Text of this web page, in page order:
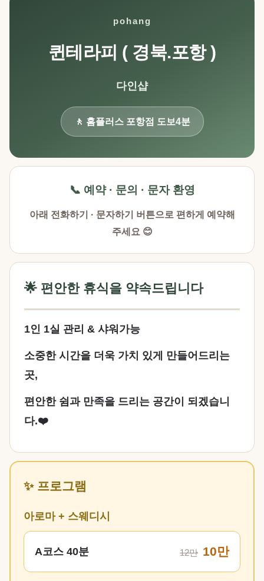
pohang
퀸테라피 ( 경북.포항 )
다인샵
🚶 홈플러스 포항점 도보4분
📞 예약 · 문의 · 문자 환영
아래 전화하기 · 문자하기 버튼으로 편하게 예약해
주세요 😊
🌟 편안한 휴식을 약속드립니다
1인 1실 관리 & 샤워가능
소중한 시간을 더욱 가치 있게 만들어드리는
곳,
편안한 쉼과 만족을 드리는 공간이 되겠습니
다.❤️
✨ 프로그램
아로마 + 스웨디시
A코스 40분 12만 10만